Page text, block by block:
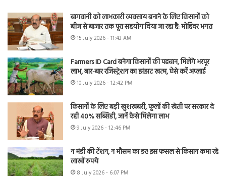
बागवानी को लाभकारी व्यवसाय बनाने के लिए किसानों को
बीज से बाजार तक पूरा सहयोग दिया जा रहा है: मोहिंदर भगत
15 July 2026 - 11:43 AM
Farmers ID Card बनेगा किसानों की पहचान, मिलेंगे भरपूर
लाभ, बार-बार रजिस्ट्रेशन का झंझट खत्म, ऐसे करें अप्लाई
10 July 2026 - 12:42 PM
किसानों के लिए बड़ी खुशखबरी, फूलों की खेती पर सरकार दे
रही 40% सब्सिडी, जानें कैसे मिलेगा लाभ
9 July 2026 - 12:46 PM
न मंडी की टेंशन, न मौसम का डर! इस फसल से किसान कमा रहे
लाखों रुपये
8 July 2026 - 6:07 PM